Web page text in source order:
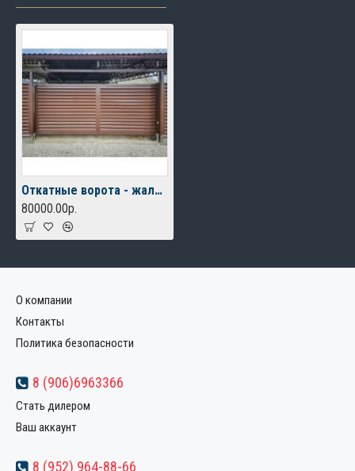
Откатные ворота - жалюзи
80000.00р.
О компании
Контакты
Политика безопасности
8 (906)6963366
Стать дилером
Ваш аккаунт
8 (952) 964-88-66